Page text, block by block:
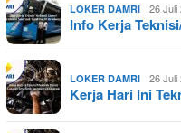
LOKER DAMRI 26 Juli
Info Kerja
LOKER DAMRI 26 Juli
Kerja Hari Ini